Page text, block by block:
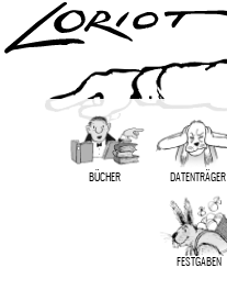
BÜCHER DATENTRÄGER
FESTGABEN